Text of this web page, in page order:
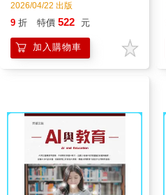
2026/04/22 出版
9 折 特價 522 元
加入購物車